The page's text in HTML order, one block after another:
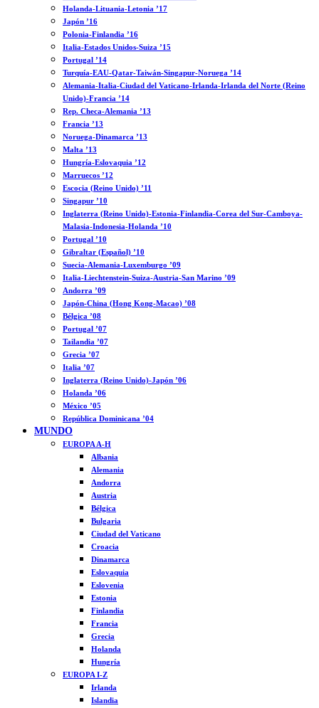
Holanda-Lituania-Letonia ’17
Japón ’16
Polonia-Finlandia ’16
Italia-Estados Unidos-Suiza ’15
Portugal ’14
Turquía-EAU-Qatar-Taiwán-Singapur-Noruega ’14
Alemania-Italia-Ciudad del Vaticano-Irlanda-Irlanda del Norte (Reino
Unido)-Francia ’14
Rep. Checa-Alemania ’13
Francia ’13
Noruega-Dinamarca ’13
Malta ’13
Hungría-Eslovaquia ’12
Marruecos ’12
Escocia (Reino Unido) ’11
Singapur ’10
Inglaterra (Reino Unido)-Estonia-Finlandia-Corea del Sur-Camboya-
Malasia-Indonesia-Holanda ’10
Portugal ’10
Gibraltar (Español) ’10
Suecia-Alemania-Luxemburgo ’09
Italia-Liechtenstein-Suiza-Austria-San Marino ’09
Andorra ’09
Japón-China (Hong Kong-Macao) ’08
Bélgica ’08
Portugal ’07
Tailandia ’07
Grecia ’07
Italia ’07
Inglaterra (Reino Unido)-Japón ’06
Holanda ’06
México ’05
República Dominicana ’04
MUNDO
EUROPA A-H
Albania
Alemania
Andorra
Austria
Bélgica
Bulgaria
Ciudad del Vaticano
Croacia
Dinamarca
Eslovaquia
Eslovenia
Estonia
Finlandia
Francia
Grecia
Holanda
Hungría
EUROPA I-Z
Irlanda
Islandia